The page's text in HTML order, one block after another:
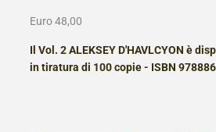
Euro 48,00
Il Vol. 2 ALEKSEY D'HAVLCYON è
in tiratura di 100 copie - ISBN